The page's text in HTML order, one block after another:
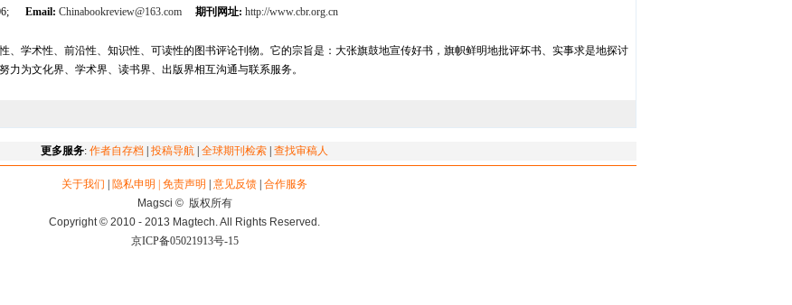
Email: Chinabookreview@163.com 期刊网址: http://www.cbr.org.cn
、学术性、前沿性、知识性、可读性的图书评论刊物。它的宗旨是：大张旗鼓地宣传好书，旗帜鲜明地批评坏书、实事求是地探讨
力为文化界、学术界、读书界、出版界相互沟通与联系服务。
更多服务: 作者自存档 投稿导航 全球期刊检索 查找审稿人
关于我们 隐私申明 | 免责声明 意见反馈 合作服务
Magsci © 版权所有
Copyright © 2010 - 2013 Magtech. All Rights Reserved.
京ICP备05021913号-15